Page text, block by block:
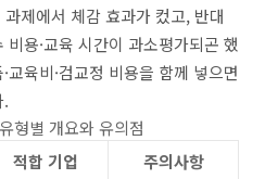
제에서 체감 효과가 컸고, 반대
비용·교육 시간이 과소평가되곤 했
육비·검교정 비용을 함께 넣으면
.
형별 개요와 유의점
적합 기업
주의사항